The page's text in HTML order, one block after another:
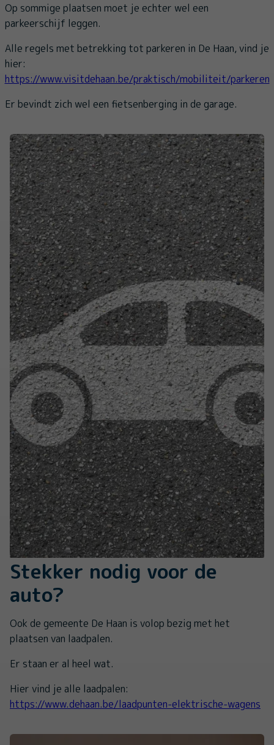
Op sommige plaatsen moet je echter wel een
parkeerschijf leggen.
Alle regels met betrekking tot parkeren in De Haan, vind je
hier:
https://www.visitdehaan.be/praktisch/mobiliteit/parkeren
Er bevindt zich wel een fietsenberging in de garage.
Stekker nodig voor de
auto?
Ook de gemeente De Haan is volop bezig met het
plaatsen van laadpalen.
Er staan er al heel wat.
Hier vind je alle laadpalen:
https://www.dehaan.be/laadpunten-elektrische-wagens